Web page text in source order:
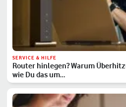
SERVICE & HILFE
Router hinlegen? Warum
wie Du das um…